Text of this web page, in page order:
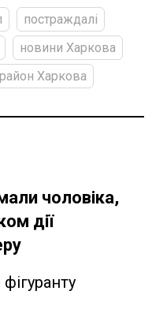
постраждалі
новини Харкова
Харкова
чоловіка,
дії